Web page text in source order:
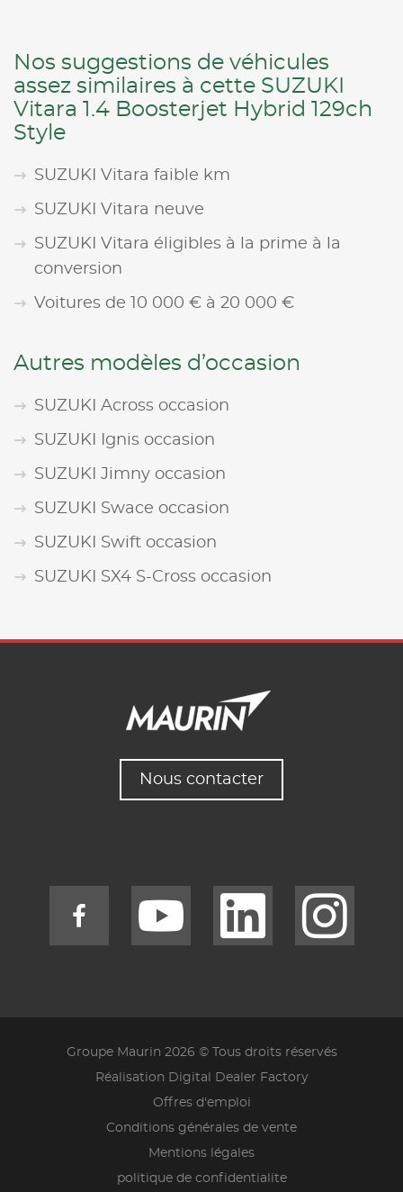
Nos suggestions de véhicules
assez similaires à cette SUZUKI
Vitara 1.4 Boosterjet Hybrid 129ch
Style
SUZUKI Vitara faible km
SUZUKI Vitara neuve
SUZUKI Vitara éligibles à la prime à la
conversion
Voitures de 10 000 € à 20 000 €
Autres modèles d’occasion
SUZUKI Across occasion
SUZUKI Ignis occasion
SUZUKI Jimny occasion
SUZUKI Swace occasion
SUZUKI Swift occasion
SUZUKI SX4 S-Cross occasion
Nous contacter
Groupe Maurin 2026 © Tous droits réservés
Réalisation Digital Dealer Factory
Offres d'emploi
Conditions générales de vente
Mentions légales
politique de confidentialite